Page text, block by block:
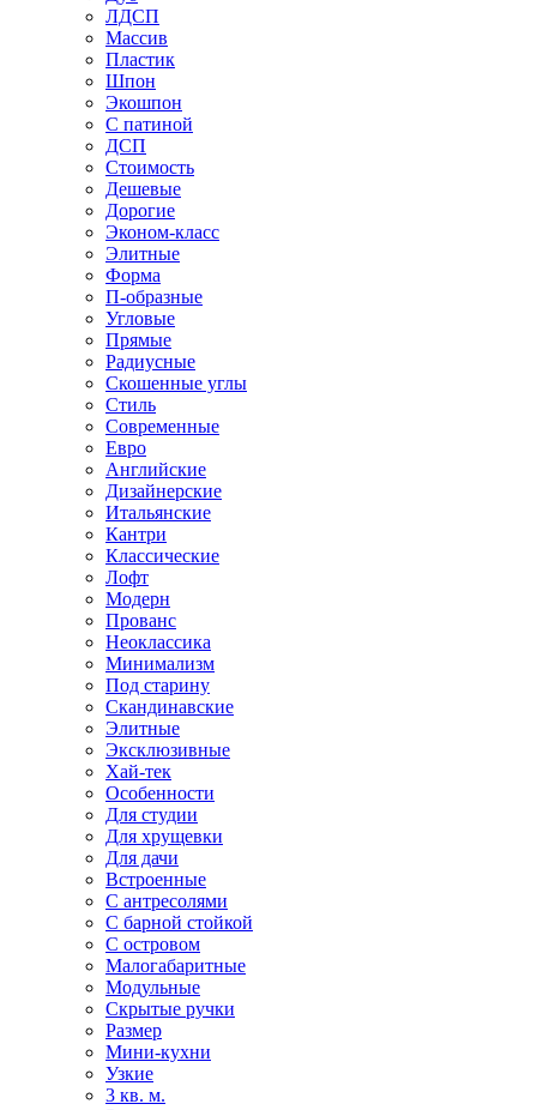
ЛДСП
Массив
Пластик
Шпон
Экошпон
С патиной
ДСП
Стоимость
Дешевые
Дорогие
Эконом-класс
Элитные
Форма
П-образные
Угловые
Прямые
Радиусные
Скошенные углы
Стиль
Современные
Евро
Английские
Дизайнерские
Итальянские
Кантри
Классические
Лофт
Модерн
Прованс
Неоклассика
Минимализм
Под старину
Скандинавские
Элитные
Эксклюзивные
Хай-тек
Особенности
Для студии
Для хрущевки
Для дачи
Встроенные
С антресолями
С барной стойкой
С островом
Малогабаритные
Модульные
Скрытые ручки
Размер
Мини-кухни
Узкие
3 кв. м.